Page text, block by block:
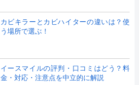
カビキラーとカビハイターの違いは？使
う場所で選ぶ！
イースマイルの評判・口コミはどう？料
金・対応・注意点を中立的に解説